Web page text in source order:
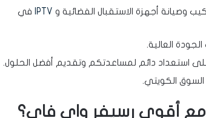
وصيانة أجهزة الاستقبال الفضائية و IPTV
في
العالية.
دائم لمساعدتكم وتقديم أفضل الحلول.
الكويتي.